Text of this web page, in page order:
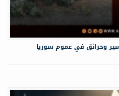
وحرائق في عموم سوريا